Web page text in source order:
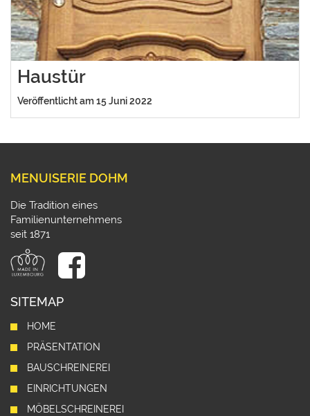
Haustür
Veröffentlicht am 15 Juni 2022
MENUISERIE DOHM
Die Tradition eines
Familienunternehmens
seit 1871
SITEMAP
HOME
PRÄSENTATION
BAUSCHREINEREI
EINRICHTUNGEN
MÖBELSCHREINEREI